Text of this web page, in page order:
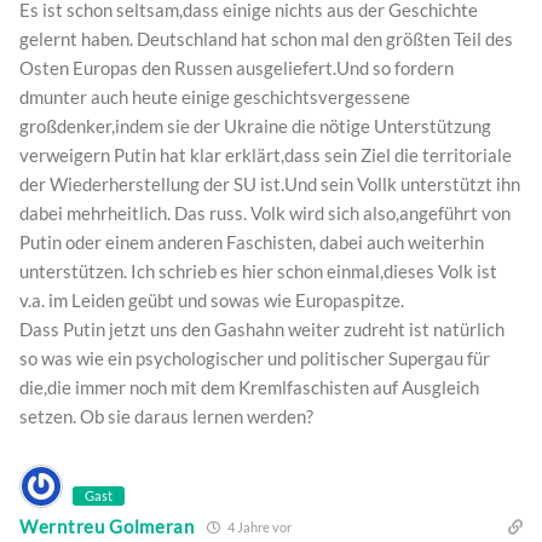
Es ist schon seltsam,dass einige nichts aus der Geschichte
gelernt haben. Deutschland hat schon mal den größten Teil des
Osten Europas den Russen ausgeliefert.Und so fordern
dmunter auch heute einige geschichtsvergessene
großdenker,indem sie der Ukraine die nötige Unterstützung
verweigern Putin hat klar erklärt,dass sein Ziel die territoriale
der Wiederherstellung der SU ist.Und sein Vollk unterstützt ihn
dabei mehrheitlich. Das russ. Volk wird sich also,angeführt von
Putin oder einem anderen Faschisten, dabei auch weiterhin
unterstützen. Ich schrieb es hier schon einmal,dieses Volk ist
v.a. im Leiden geübt und sowas wie Europaspitze.
Dass Putin jetzt uns den Gashahn weiter zudreht ist natürlich
so was wie ein psychologischer und politischer Supergau für
die,die immer noch mit dem Kremlfaschisten auf Ausgleich
setzen. Ob sie daraus lernen werden?
Gast
Werntreu Golmeran 4 Jahre vor